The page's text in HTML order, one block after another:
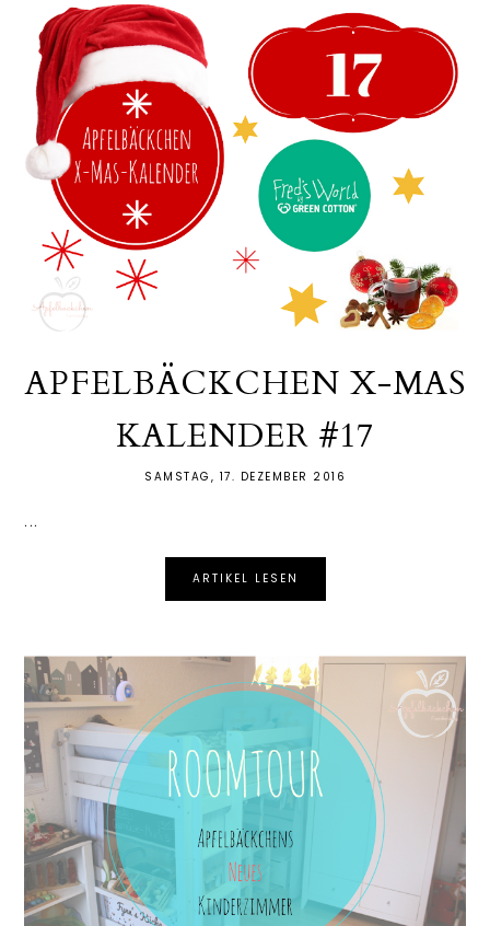
APFELBÄCKCHEN X-MAS
KALENDER #17
SAMSTAG, 17. DEZEMBER 2016
...
ARTIKEL LESEN